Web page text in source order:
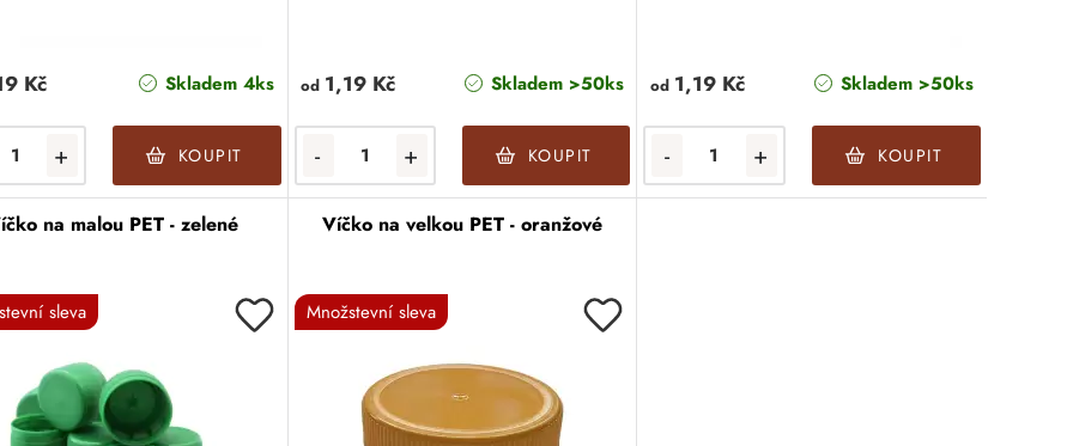
Kč Skladem 4ks
+ KOUPIT
od 1,19 Kč Skladem >50ks
- + KOUPIT
od 1,19 Kč Skladem >50ks
- + KOUPIT
sleva
na malou PET - zelené
Množstevní sleva
Víčko na velkou PET - oranžové